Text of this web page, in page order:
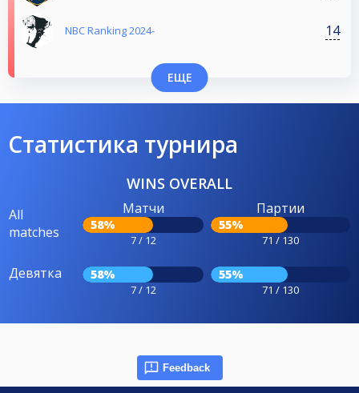
NBC Ranking 2024- 14
ЕЩЕ
Статистика турнира
WINS OVERALL
All
matches
Матчи
58%
7 / 12
Партии
55%
71 / 130
Девятка 58%
7 / 12
55%
71 / 130
Feedback